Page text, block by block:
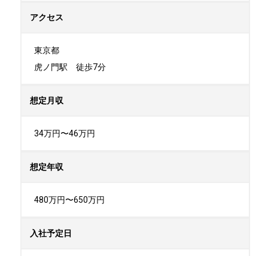
アクセス
東京都
虎ノ門駅　徒歩7分
想定月収
34万円〜46万円
想定年収
480万円〜650万円
入社予定日